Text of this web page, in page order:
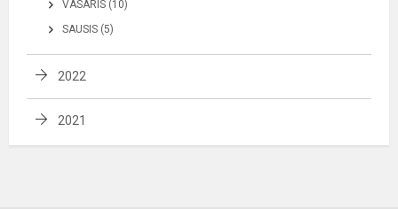
VASARIS (10)
SAUSIS (5)
2022
2021